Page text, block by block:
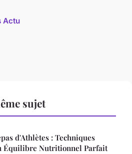
Actu
sujet
d'Athlètes : Techniques
Équilibre Nutritionnel Parfait